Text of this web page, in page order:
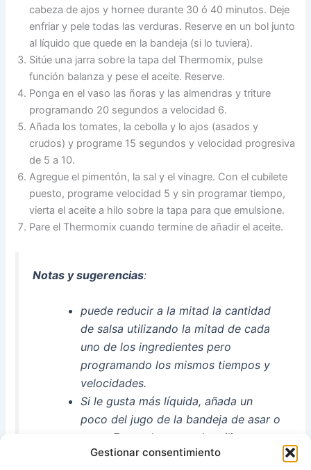
Gestionar consentimiento
cabeza de ajos y hornee durante 30 ó 40 minutos. Deje
enfriar y pele todas las verduras. Reserve en un bol junto
al líquido que quede en la bandeja (si lo tuviera).
Sitúe una jarra sobre la tapa del Thermomix, pulse
función balanza y pese el aceite. Reserve.
Ponga en el vaso las ñoras y las almendras y triture
programando 20 segundos a velocidad 6.
Añada los tomates, la cebolla y lo ajos (asados y
crudos) y programe 15 segundos y velocidad progresiva
de 5 a 10.
Agregue el pimentón, la sal y el vinagre. Con el cubilete
puesto, programe velocidad 5 y sin programar tiempo,
vierta el aceite a hilo sobre la tapa para que emulsione.
Pare el Thermomix cuando termine de añadir el aceite.
Notas y sugerencias:
puede reducir a la mitad la cantidad
de salsa utilizando la mitad de cada
uno de los ingredientes pero
programando los mismos tiempos y
velocidades.
Si le gusta más líquida, añada un
poco del jugo de la bandeja de asar o
agua. Esta salsa se pude utilizar para
el Xató o para acompañar pescado al